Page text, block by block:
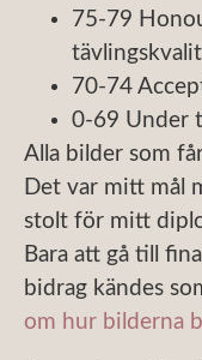
75-79
70-74
0-69 Under
​Alla bilder som
Det var mitt mål
stolt för mitt
Bara att gå till
bidrag kändes
om hur bilderna